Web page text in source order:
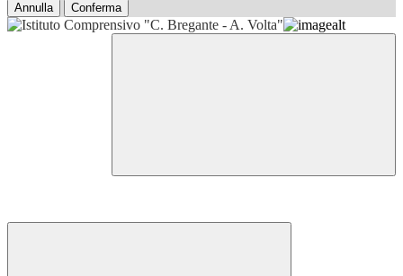
Annulla Conferma